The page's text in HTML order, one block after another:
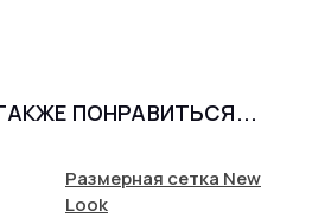
ПОНРАВИТЬСЯ...
Размерная сетка New
Look